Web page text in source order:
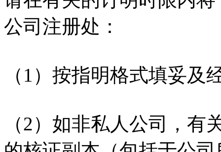
公司注册处：
（1）按指明格式填妥及
（2）如非私人公司，